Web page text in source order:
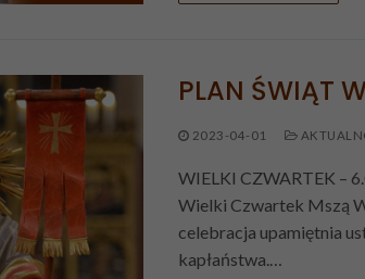
PLAN ŚWIĄT
2023-04-01
WIELKI CZWARTEK –
Wielki Czwartek Mszą
celebracja upamiętnia
kapłaństwa.…